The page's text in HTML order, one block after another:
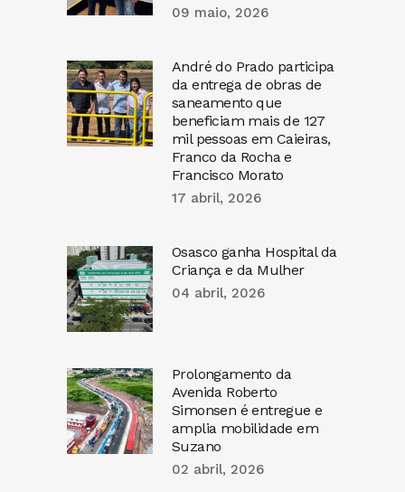
09 maio, 2026
André do Prado participa
da entrega de obras de
saneamento que
beneficiam mais de 127
mil pessoas em Caieiras,
Franco da Rocha e
Francisco Morato
17 abril, 2026
Osasco ganha Hospital da
Criança e da Mulher
04 abril, 2026
Prolongamento da
Avenida Roberto
Simonsen é entregue e
amplia mobilidade em
Suzano
02 abril, 2026